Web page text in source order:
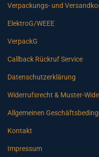
Verpackungs- und
ElektroG/WEEE
VerpackG
Callback Rückruf Service
Datenschutzerklärung
Widerrufsrecht & Muster-
Allgemeinen
Kontakt
Impressum